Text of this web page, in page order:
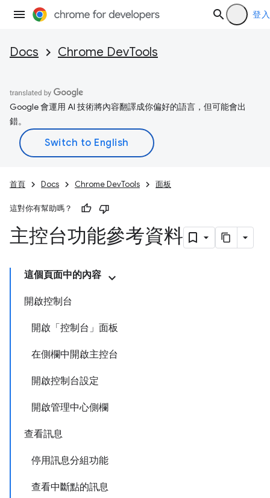
登入
Docs Chrome DevTools
Google 會運用 AI 技術將內容翻譯成你偏好的語言，但可能會出
錯。
首頁 Docs Chrome DevTools 面板
這對你有幫助嗎？
主控台功能參考資料
這個頁面中的內容
開啟控制台
開啟「控制台」面板
在側欄中開啟主控台
開啟控制台設定
開啟管理中心側欄
查看訊息
停用訊息分組功能
查看中斷點的訊息